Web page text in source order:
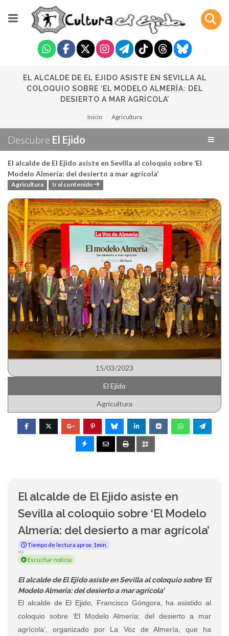
EL ALCALDE DE EL EJIDO ASISTE EN SEVILLA AL
COLOQUIO SOBRE ‘EL MODELO ALMERÍA: DEL
DESIERTO A MAR AGRÍCOLA’
Inicio Agricultura
Descubre El Ejido
El alcalde de El Ejido asiste en Sevilla al coloquio sobre ‘El
Modelo Almería: del desierto a mar agrícola’
Agricultura Ir al contenido
15/03/2023
El Ejido
Agricultura
El alcalde de El Ejido asiste en
Sevilla al coloquio sobre ‘El Modelo
Almería: del desierto a mar agrícola’
Tiempo de lectura aprox. 1min.
Escuchar noticia
El alcalde de El Ejido asiste en Sevilla al coloquio sobre ‘El
Modelo Almería: del desierto a mar agrícola’
El alcalde de El Ejido, Francisco Góngora, ha asistido al
coloquio sobre ‘El Modelo Almería: del desierto a mar
agrícola’, organizado por La Voz de Almería, que ha